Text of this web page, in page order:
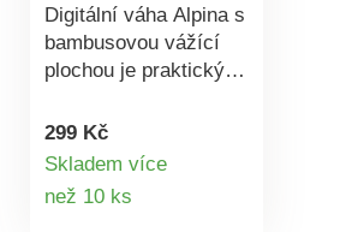
Digitální váha Alpina s
bambusovou vážící
plochou je praktický
kuchyně. Oceníte
snadnou údržbu a
prstů. Váha disponuje
299 Kč
Skladem více
než 10 ks